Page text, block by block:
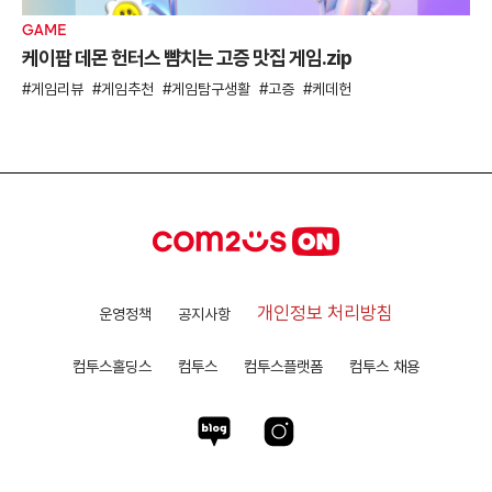
GAME
케이팝 데몬 헌터스 뺨치는 고증 맛집 게임.zip
게임리뷰 게임추천 게임탐구생활 고증 케데헌
운영정책 공지사항 개인정보 처리방침
컴투스홀딩스 컴투스 컴투스플랫폼 컴투스 채용